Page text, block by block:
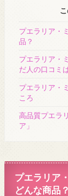
プエラリア・
品？
プエラリア・
だ人の口コミ
プエラリア・
ころ
高品質プエラ
ア」
プエラリア
どんな商品？